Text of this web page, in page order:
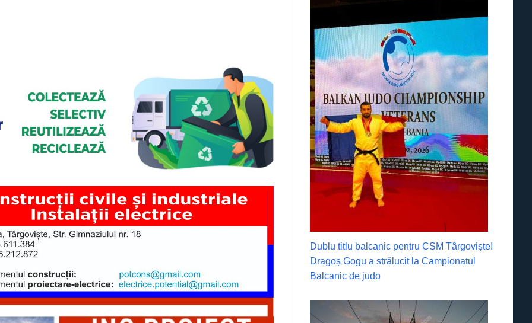
Dublu titlu balcanic pentru CSM Târgoviște!
Dragoș Gogu a strălucit la Campionatul
Balcanic de judo